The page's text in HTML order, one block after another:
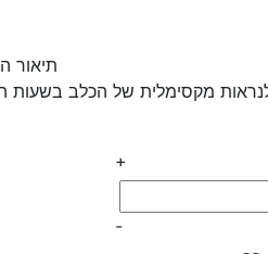
תיאור
מקסימלית של הכלב בשעות
+
-